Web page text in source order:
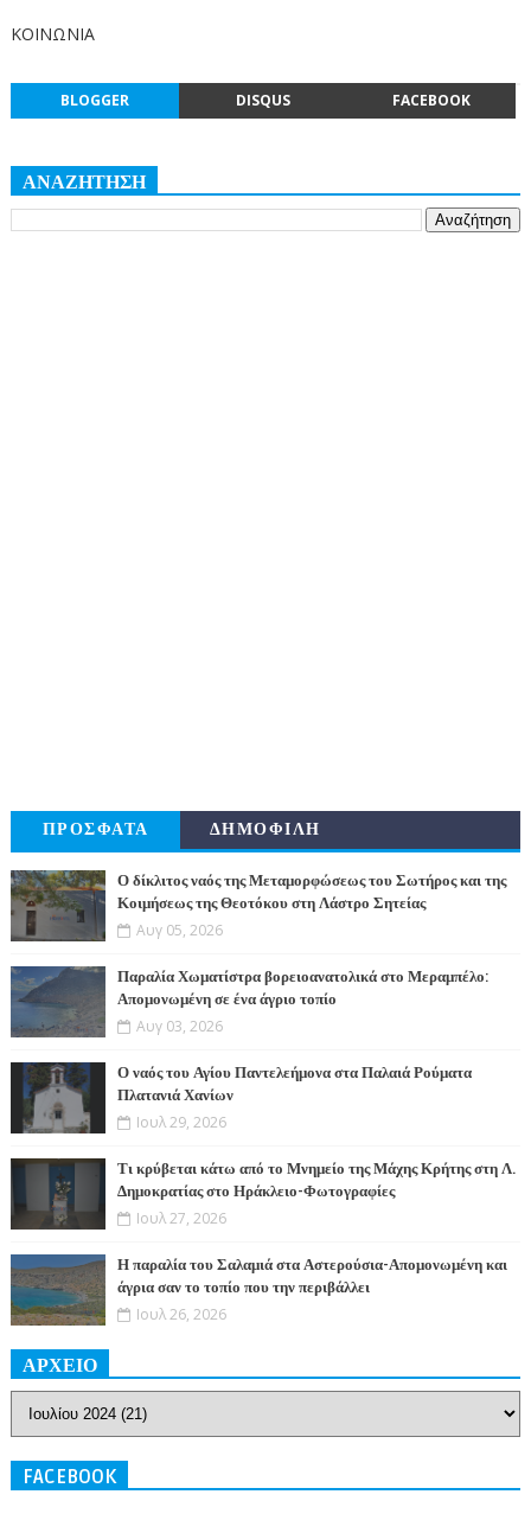
ΚΟΙΝΩΝΙΑ
BLOGGER DISQUS FACEBOOK
ΑΝΑΖΗΤΗΣΗ
ΠΡΟΣΦΑΤΑ ΔΗΜΟΦΙΛΗ
Ο δίκλιτος ναός της Μεταμορφώσεως του Σωτήρος και της
Κοιμήσεως της Θεοτόκου στη Λάστρο Σητείας
Αυγ 05, 2026
Παραλία Χωματίστρα βορειοανατολικά στο Μεραμπέλο:
Απομονωμένη σε ένα άγριο τοπίο
Αυγ 03, 2026
Ο ναός του Αγίου Παντελεήμονα στα Παλαιά Ρούματα
Πλατανιά Χανίων
Ιουλ 29, 2026
Τι κρύβεται κάτω από το Μνημείο της Μάχης Κρήτης στη Λ.
Δημοκρατίας στο Ηράκλειο-Φωτογραφίες
Ιουλ 27, 2026
Η παραλία του Σαλαμιά στα Αστερούσια-Απομονωμένη και
άγρια σαν το τοπίο που την περιβάλλει
Ιουλ 26, 2026
ΑΡΧΕΙΟ
FACEBOOK